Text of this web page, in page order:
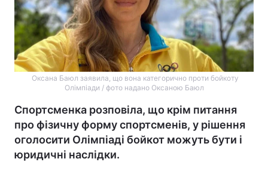
Оксана Баюл заявила, що вона категорично проти бойкоту
Олімпіади / фото надано Оксаною Баюл
Спортсменка розповіла, що крім питання
про фізичну форму спортсменів, у рішення
оголосити Олімпіаді бойкот можуть бути і
юридичні наслідки.